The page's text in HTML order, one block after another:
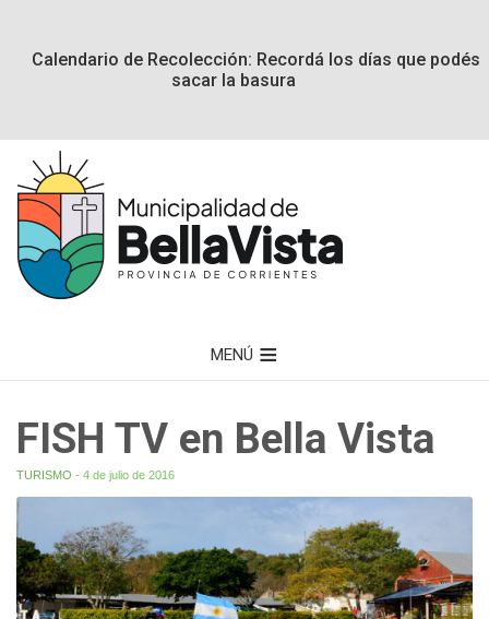
Calendario de Recolección: Recordá los días que podés
sacar la basura
MENÚ
FISH TV en Bella Vista
TURISMO - 4 de julio de 2016